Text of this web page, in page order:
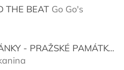
THE BEAT Go Go's
je 5 z 5 hvězdiček.
VYSTŘIHOVÁNKY - PRAŽSKÉ PAMÁTKY
je 5 z 5 hvězdiček.